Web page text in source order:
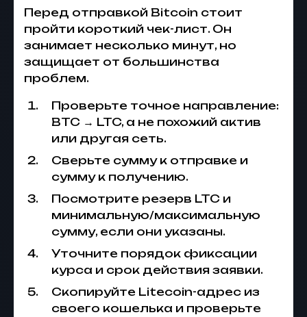
Перед отправкой Bitcoin стоит
пройти короткий чек-лист. Он
занимает несколько минут, но
защищает от большинства
проблем.
Проверьте точное направление:
BTC → LTC, а не похожий актив
или другая сеть.
Сверьте сумму к отправке и
сумму к получению.
Посмотрите резерв LTC и
минимальную/максимальную
сумму, если они указаны.
Уточните порядок фиксации
курса и срок действия заявки.
Скопируйте Litecoin-адрес из
своего кошелька и проверьте